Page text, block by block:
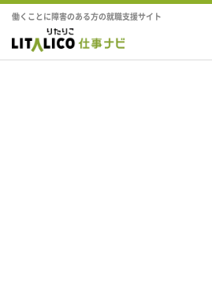
働くことに障害のある方の就職支援サイト